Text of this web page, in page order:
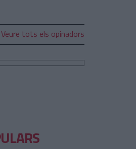
Veure tots els opinadors